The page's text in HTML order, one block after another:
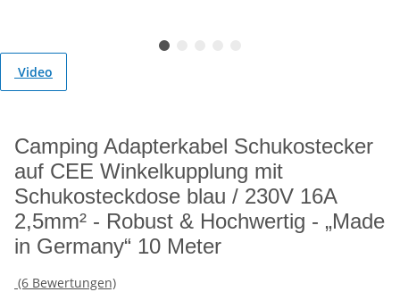
Video
Camping Adapterkabel Schukostecker
auf CEE Winkelkupplung mit
Schukosteckdose blau / 230V 16A
2,5mm² - Robust & Hochwertig - „Made
in Germany“ 10 Meter
(6 Bewertungen)